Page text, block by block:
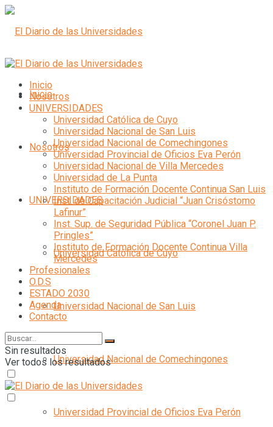
Inicio
Nosotros
UNIVERSIDADES
Universidad Católica de Cuyo
Universidad Nacional de San Luis
Universidad Nacional de Comechingones
Universidad Provincial de Oficios Eva Perón
Inicio
Nosotros
UNIVERSIDADES
Universidad Católica de Cuyo
Universidad Nacional de San Luis
Universidad Nacional de Comechingones
Universidad Provincial de Oficios Eva Perón
Universidad Nacional de Villa Mercedes
Universidad de La Punta
Instituto de Formación Docente Continua San Luis
Inst. de Capacitación Judicial “Juan Crisóstomo
Lafinur”
Inst. Sup. de Seguridad Pública “Coronel Juan P.
Pringles”
Instituto de Formación Docente Continua Villa
Mercedes
Profesionales
O.D.S
ESTADO 2030
Agenda
Contacto
Sin resultados
Ver todos los resultados